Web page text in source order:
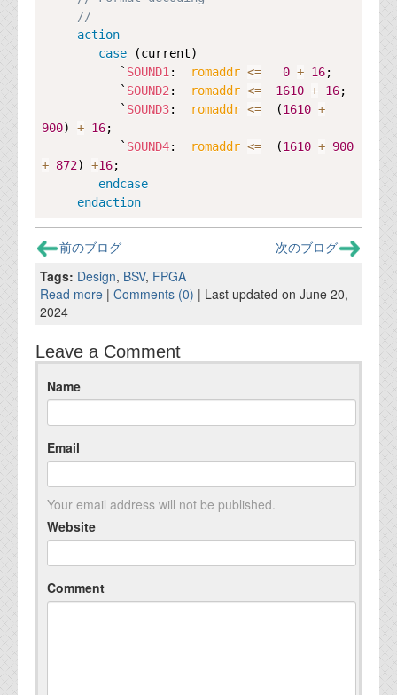
//
action
case (current)
           `
SOUND1 : romaddr <= 0 + 16;
           `
SOUND2 : romaddr <= 1610 + 16;
           `
SOUND3: romaddr <=
  (
1610 +
900) + 16;
           `
SOUND4: romaddr <=
  (
1610 + 900
+ 872) +16;
endcase
endaction
前のブログ
次のブログ
Tags: Design, BSV, FPGA
Read more | Comments (0) | Last updated on June 20,
2024
Leave a Comment
Name
Email
Your email address will not be published.
Website
Comment